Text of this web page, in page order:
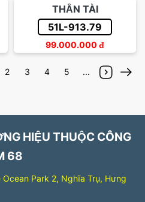
THẦN TÀI
51L-913.79
99.000.000 đ
2 3 4 5 ...
HIỆU THUỘC CÔNG
68
Park 2, Nghĩa Trụ, Hưng